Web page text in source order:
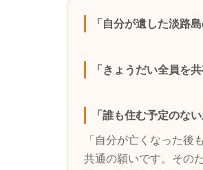
「自分が遺した淡路
「きょうだい全員を
「誰も住む予定のな
「自分が亡くなった後
共通の願いです。その